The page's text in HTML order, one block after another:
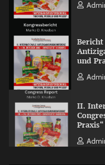
und
II.